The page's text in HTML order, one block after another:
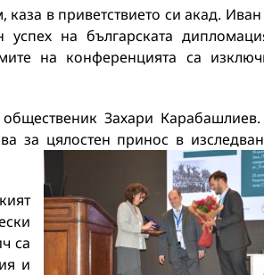
в приветствието си акад.
успех на българската
на конференцията са
Захари
за цялостен принос в
са
и